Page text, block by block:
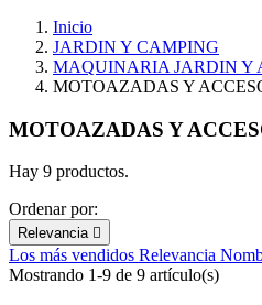
Inicio
JARDIN Y CAMPING
MAQUINARIA JARDIN Y
MOTOAZADAS Y
MOTOAZADAS Y
Hay 9 productos.
Ordenar por:
Relevancia 
Los más vendidos Relevancia
Mostrando 1-9 de 9 artículo(s)